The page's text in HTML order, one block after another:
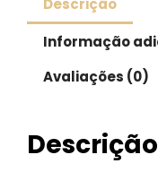
Descrição
Informação
Avaliações (0)
Descrição